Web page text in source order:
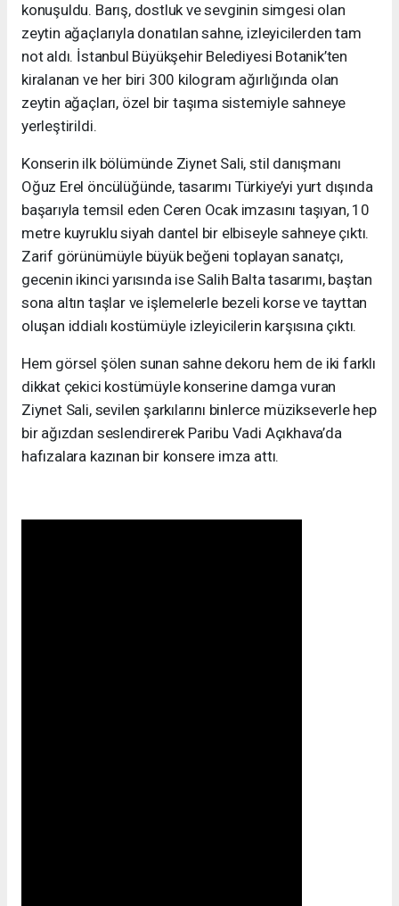
konuşuldu. Barış, dostluk ve sevginin simgesi olan
zeytin ağaçlarıyla donatılan sahne, izleyicilerden tam
not aldı. İstanbul Büyükşehir Belediyesi Botanik’ten
kiralanan ve her biri 300 kilogram ağırlığında olan
zeytin ağaçları, özel bir taşıma sistemiyle sahneye
yerleştirildi.
Konserin ilk bölümünde Ziynet Sali, stil danışmanı
Oğuz Erel öncülüğünde, tasarımı Türkiye’yi yurt dışında
başarıyla temsil eden Ceren Ocak imzasını taşıyan, 10
metre kuyruklu siyah dantel bir elbiseyle sahneye çıktı.
Zarif görünümüyle büyük beğeni toplayan sanatçı,
gecenin ikinci yarısında ise Salih Balta tasarımı, baştan
sona altın taşlar ve işlemelerle bezeli korse ve tayttan
oluşan iddialı kostümüyle izleyicilerin karşısına çıktı.
Hem görsel şölen sunan sahne dekoru hem de iki farklı
dikkat çekici kostümüyle konserine damga vuran
Ziynet Sali, sevilen şarkılarını binlerce müzikseverle hep
bir ağızdan seslendirerek Paribu Vadi Açıkhava’da
hafızalara kazınan bir konsere imza attı.